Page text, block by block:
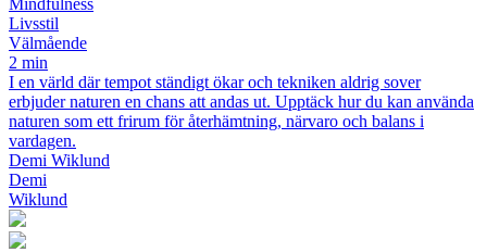
Mindfulness
Livsstil
Välmående
2 min
I en värld där tempot ständigt ökar och tekniken aldrig sover
erbjuder naturen en chans att andas ut. Upptäck hur du kan använda
naturen som ett frirum för återhämtning, närvaro och balans i
vardagen.
Demi Wiklund
Demi
Wiklund